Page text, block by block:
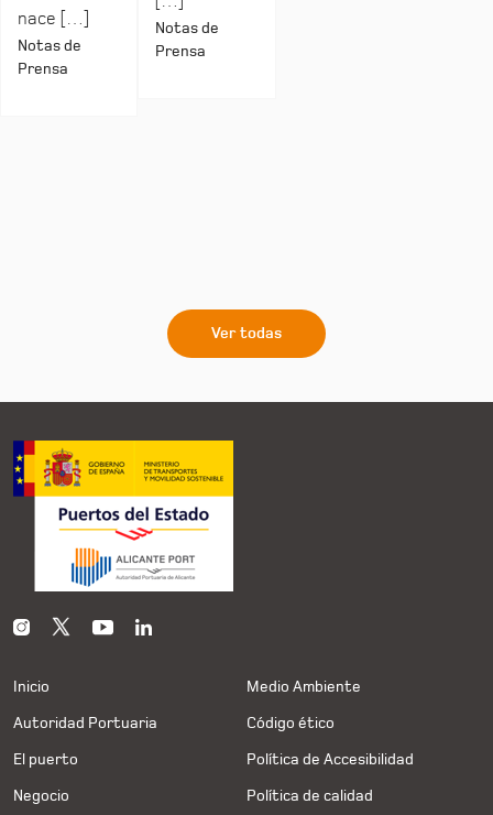
nace […]
Notas de
Prensa
Notas de
Prensa
Ver todas
Inicio
Autoridad Portuaria
El puerto
Negocio
Medio Ambiente
Código ético
Política de Accesibilidad
Política de calidad